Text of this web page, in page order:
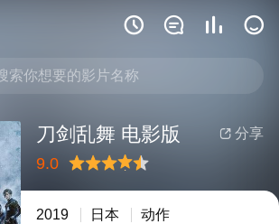
   
 分享
刀剑乱舞 电影版
9.0
还行推荐力荐
2019 日本
动作